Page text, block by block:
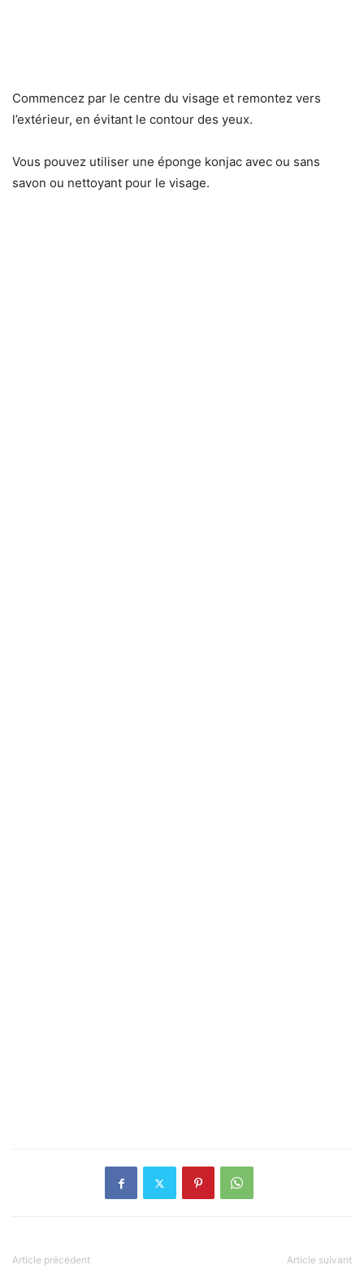
Commencez par le centre du visage et remontez vers
l’extérieur, en évitant le contour des yeux.
Vous pouvez utiliser une éponge konjac avec ou sans
savon ou nettoyant pour le visage.
Article précédent Article suivant